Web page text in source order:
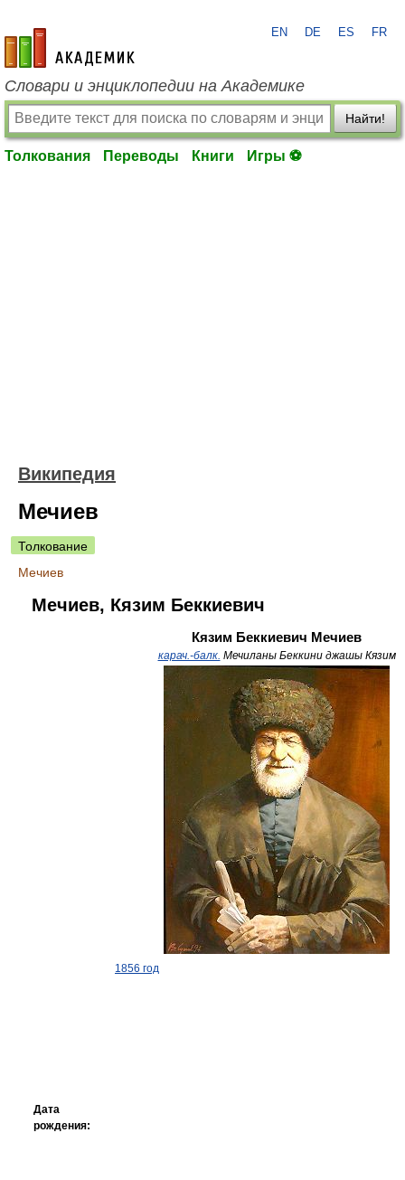
academic.ru
EN DE ES FR
Словари и энциклопедии на Академике
Найти!
Толкования Переводы Книги Игры ⚽
Википедия
Мечиев
Толкование
Мечиев
Мечиев, Кязим Беккиевич
Кязим Беккиевич Мечиев
карач.-балк. Мечиланы Беккини джашы Кязим
Дата
рождения:
1856 год